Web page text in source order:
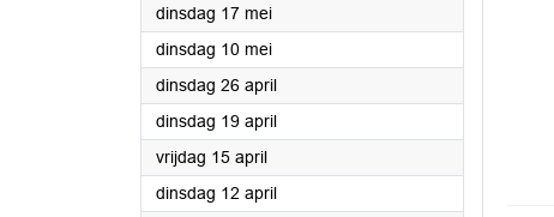
dinsdag 17 mei2022
dinsdag 10 mei2022
dinsdag 26 april2022
dinsdag 19 april2022
vrijdag 15 april2022
dinsdag 12 april2022